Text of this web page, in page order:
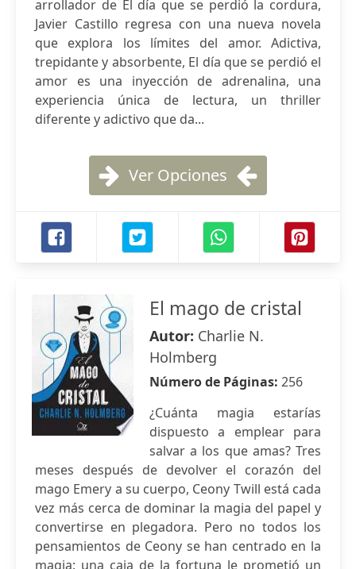
arrollador de El día que se perdió la cordura,
Javier Castillo regresa con una nueva novela
que explora los límites del amor. Adictiva,
trepidante y absorbente, El día que se perdió el
amor es una inyección de adrenalina, una
experiencia única de lectura, un thriller
diferente y adictivo que da...
Ver Opciones
El mago de cristal
Autor: Charlie N.
Holmberg
Número de Páginas: 256
¿Cuánta magia estarías
dispuesto a emplear para
salvar a los que amas? Tres
meses después de devolver el corazón del
mago Emery a su cuerpo, Ceony Twill está cada
vez más cerca de dominar la magia del papel y
convertirse en plegadora. Pero no todos los
pensamientos de Ceony se han centrado en la
magia: una caja de la fortuna le prometió un